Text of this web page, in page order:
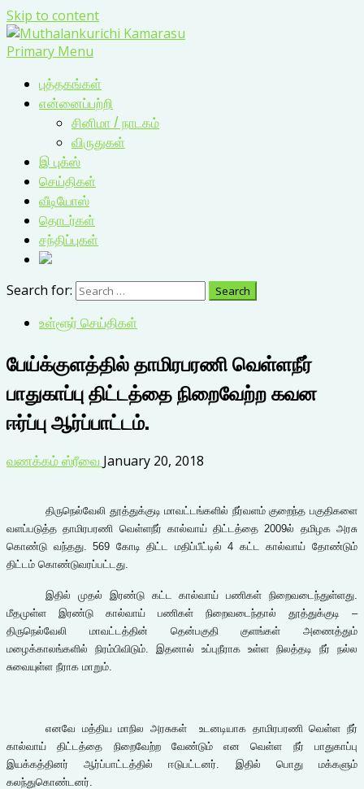
Skip to content
Primary Menu
புத்தகங்கள்
என்னைப்பற்றி
சினிமா / நாடகம்
விருதுகள்
இ புக்ஸ்
செய்திகள்
வீடியோஸ்
தொடர்கள்
சந்திப்புகள்
Search for:
உள்ளூர் செய்திகள்
பேய்க்குளத்தில் தாமிரபரணி வெள்ளநீர்
பாதுகாப்பு திட்டத்தை நிறைவேற்ற கவன
ஈர்ப்பு ஆர்ப்பாட்டம்.
வணக்கம் ஸ்ரீவை January 20, 2018
திருநெல்வேலி தூத்துக்குடி மாவட்டங்களில் நீர்வளம் குறைந்த பகுதிகளை
வளப்படுத்த தாமிரபரணி வெள்ளநீர் கால்வாய் திட்டத்தை2009ல் தமிழக அரசு
கொண்டு வந்தது.569 கோடி திட்ட மதிப்பீட்டில்4 கட்ட கால்வாய் தோண்டும்
திட்டம் கொண்டுவரப்பட்டது.
இதில் முதல் இரண்டு கட்ட கால்வாய் பணிகள் நிறைவடைந்துள்ளது.
மீதமுள்ள இரண்டு கால்வாய் பணிகள் நிறைவடைந்தால் தூத்துக்குடி –
திருநெல்வேலி மாவட்டத்தின் தென்பகுதி குளங்கள் அணைத்தும்
மழைக்காலங்களில் நிரம்பிவிடும். இதனால் உப்புநீராக உள்ள நிலத்தடி நீர் நல்ல
சுவையுள்ள நீராக மாறும்.
எனவே மத்திய மாநில அரசுகள்
உடனடியாக தாமிரபரணி வெள்ள நீர்
கால்வாய் திட்டத்தை நிறைவேற்ற வேண்டும் என வெள்ள நீர் பாதுகாப்பு
இயக்கத்தினர் ஆர்ப்பாட்டத்தில் ஈடுபட்டனர். இதில் பொது மக்களும்
கலந்துகொண்டனர்.